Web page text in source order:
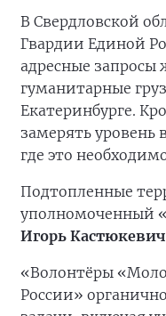
В Свердловской
Гвардии Единой
адресные
гуманитарные
Екатеринбурге.
замерять уровень
где это
Подтопленные
уполномоченный
Игорь Кастюкевич
«Волонтёры
России»